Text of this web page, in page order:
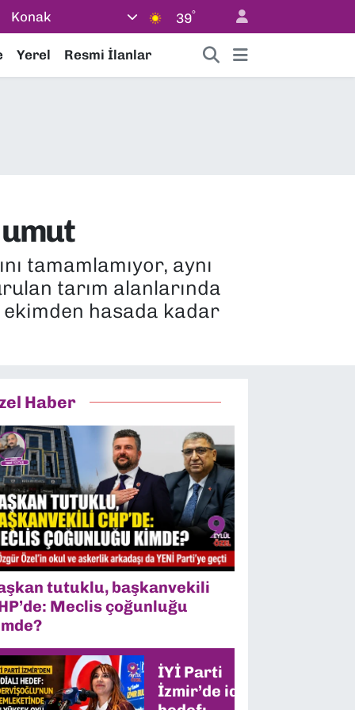
Konak 39°
Yerel Resmi İlanlar
umut
tamamlamıyor, aynı
tarım alanlarında
hasada kadar
Haber
tutuklu, başkanvekili
Meclis çoğunluğu
İYİ Parti
İzmir’de iddialı